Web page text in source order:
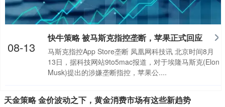
快牛策略 被马斯克指控垄断，苹果正式回应
马斯克指控App Store垄断 凤凰网科技讯 北京时间8月
13日，据科技网站9to5mac报道，对于埃隆马斯克(Elon
Musk)提出的涉嫌垄断指控，苹果公....
08-13
天金策略 金价波动之下，黄金消费市场有这些新趋势